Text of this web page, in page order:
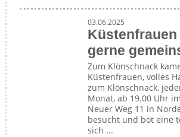
03.06.2025
gerne
Zum Klönschnack
Küstenfrauen, volles
zum Klönschnack,
Monat, ab 19.00 Uhr
Neuer Weg 11 in
besucht und bot eine
sich ...